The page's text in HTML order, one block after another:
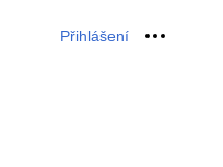
Přihlášení Osobní